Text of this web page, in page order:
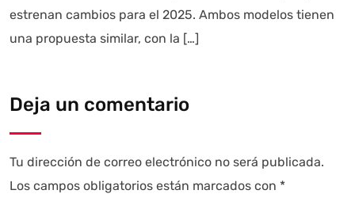
estrenan cambios para el 2025. Ambos modelos tienen
una propuesta similar, con la […]
Deja un comentario
Tu dirección de correo electrónico no será publicada.
Los campos obligatorios están marcados con *